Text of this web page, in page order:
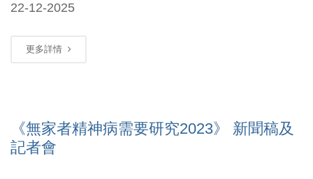
22-12-2025
更多詳情
《無家者精神病需要研究2023》 新聞稿及
記者會